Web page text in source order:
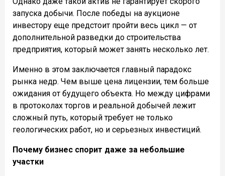
запуска добычи. После победы на аукционе
инвестору еще предстоит пройти весь цикл — от
дополнительной разведки до строительства
предприятия, который может занять несколько лет.
Именно в этом заключается главный парадокс
рынка недр. Чем выше цена лицензии, тем больше
ожидания от будущего объекта. Но между цифрами
в протоколах торгов и реальной добычей лежит
сложный путь, который требует не только
геологических работ, но и серьезных инвестиций.
Почему бизнес спорит даже за небольшие
участки